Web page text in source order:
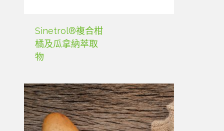
Sinetrol®複合柑
橘及瓜拿納萃取
物